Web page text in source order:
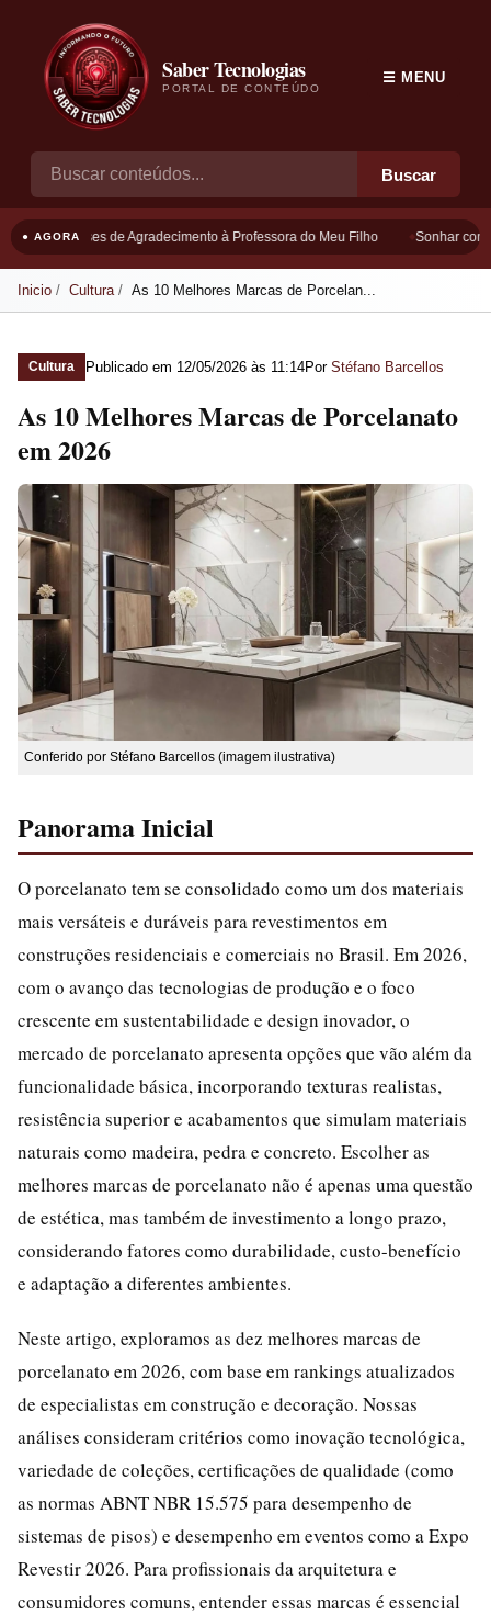
Saber Tecnologias
PORTAL DE CONTEÚDO
Buscar
☰ MENU
● AGORAFrases de Agradecimento à Professora do Meu Filho Sonhar com
Inicio Cultura As 10 Melhores Marcas de Porcelan...
Cultura Publicado em 12/05/2026 às 11:14Por Stéfano Barcellos
As 10 Melhores Marcas de Porcelanato
em 2026
Conferido por Stéfano Barcellos (imagem ilustrativa)
Panorama Inicial
O porcelanato tem se consolidado como um dos materiais
mais versáteis e duráveis para revestimentos em
construções residenciais e comerciais no Brasil. Em 2026,
com o avanço das tecnologias de produção e o foco
crescente em sustentabilidade e design inovador, o
mercado de porcelanato apresenta opções que vão além da
funcionalidade básica, incorporando texturas realistas,
resistência superior e acabamentos que simulam materiais
naturais como madeira, pedra e concreto. Escolher as
melhores marcas de porcelanato não é apenas uma questão
de estética, mas também de investimento a longo prazo,
considerando fatores como durabilidade, custo-benefício
e adaptação a diferentes ambientes.
Neste artigo, exploramos as dez melhores marcas de
porcelanato em 2026, com base em rankings atualizados
de especialistas em construção e decoração. Nossas
análises consideram critérios como inovação tecnológica,
variedade de coleções, certificações de qualidade (como
as normas ABNT NBR 15.575 para desempenho de
sistemas de pisos) e desempenho em eventos como a Expo
Revestir 2026. Para profissionais da arquitetura e
consumidores comuns, entender essas marcas é essencial